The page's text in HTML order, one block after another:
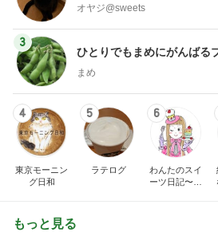
オヤジ@sweets
3
ひとりでもまめにがんばる
まめ
4
東京モーニン
グ日和
5
ラテログ
6
わんたのスイ
ーツ日記〜小
もっと見る